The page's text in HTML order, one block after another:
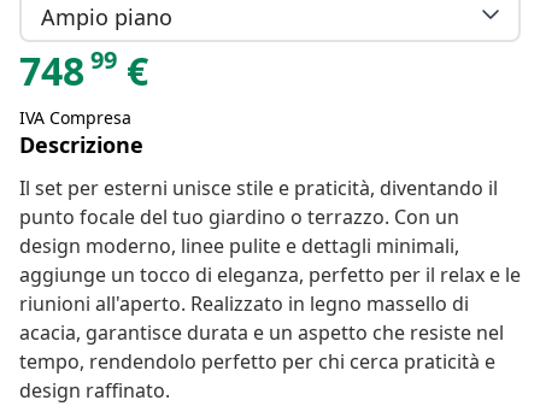
Ampio piano
74899 €
IVA Compresa
Descrizione
Il set per esterni unisce stile e praticità, diventando il
punto focale del tuo giardino o terrazzo. Con un
design moderno, linee pulite e dettagli minimali,
aggiunge un tocco di eleganza, perfetto per il relax e le
riunioni all'aperto. Realizzato in legno massello di
acacia, garantisce durata e un aspetto che resiste nel
tempo, rendendolo perfetto per chi cerca praticità e
design raffinato.